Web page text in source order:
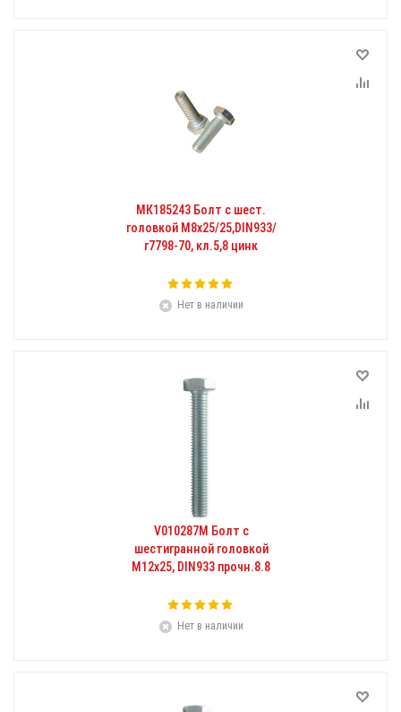
МК185243 Болт с шест.
головкой М8x25/25,DIN933/
г7798-70, кл.5,8 цинк
Нет в наличии
V010287M Болт с
шестигранной головкой
М12х25, DIN933 прочн.8.8
Нет в наличии